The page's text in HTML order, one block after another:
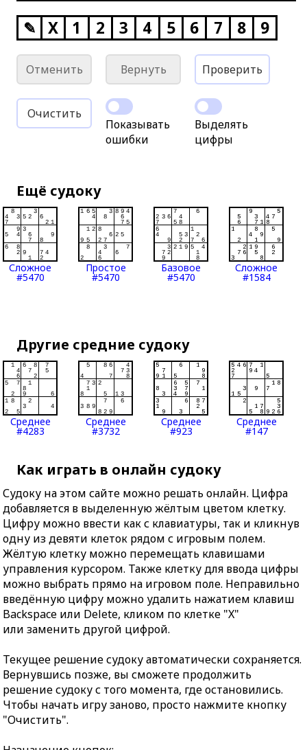
✎ X 1 2 3 4 5 6 7 8 9
Отменить Вернуть Проверить
Очистить
Показывать
ошибки
Выделять
цифры
Ещё судоку
Сложное
#5470
Простое
#5470
Базовое
#5470
Сложное
#1584
Другие средние судоку
Среднее
#4283
Среднее
#3732
Среднее
#923
Среднее
#147
Как играть в онлайн судоку
Судоку на этом сайте можно решать онлайн. Цифра
добавляется в выделенную жёлтым цветом клетку.
Цифру можно ввести как с клавиатуры, так и кликнув
одну из девяти клеток рядом с игровым полем.
Жёлтую клетку можно перемещать клавишами
управления курсором. Также клетку для ввода цифры
можно выбрать прямо на игровом поле. Неправильно
введённую цифру можно удалить нажатием клавиш
Backspace или Delete, кликом по клетке "X"
или заменить другой цифрой.
Текущее решение судоку автоматически сохраняется.
Вернувшись позже, вы сможете продолжить
решение судоку с того момента, где остановились.
Чтобы начать игру заново, просто нажмите кнопку
"Очистить".